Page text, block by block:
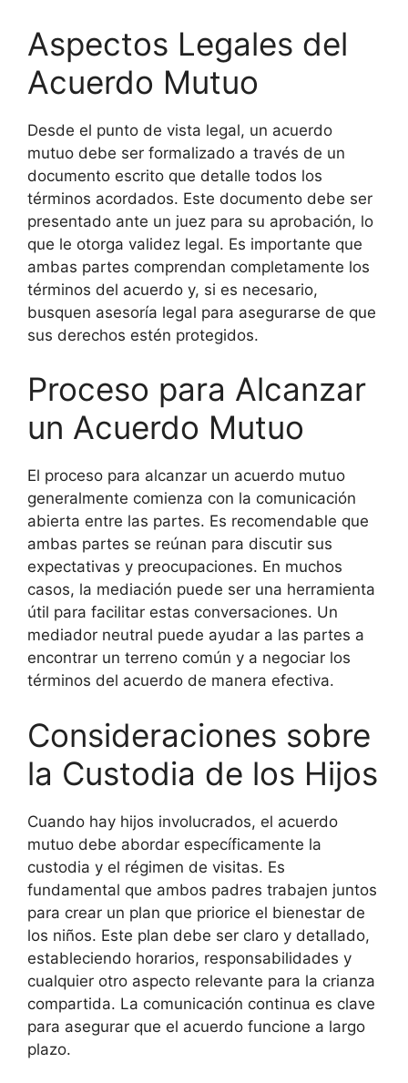
Aspectos Legales del
Acuerdo Mutuo
Desde el punto de vista legal, un acuerdo
mutuo debe ser formalizado a través de un
documento escrito que detalle todos los
términos acordados. Este documento debe ser
presentado ante un juez para su aprobación, lo
que le otorga validez legal. Es importante que
ambas partes comprendan completamente los
términos del acuerdo y, si es necesario,
busquen asesoría legal para asegurarse de que
sus derechos estén protegidos.
Proceso para Alcanzar
un Acuerdo Mutuo
El proceso para alcanzar un acuerdo mutuo
generalmente comienza con la comunicación
abierta entre las partes. Es recomendable que
ambas partes se reúnan para discutir sus
expectativas y preocupaciones. En muchos
casos, la mediación puede ser una herramienta
útil para facilitar estas conversaciones. Un
mediador neutral puede ayudar a las partes a
encontrar un terreno común y a negociar los
términos del acuerdo de manera efectiva.
Consideraciones sobre
la Custodia de los Hijos
Cuando hay hijos involucrados, el acuerdo
mutuo debe abordar específicamente la
custodia y el régimen de visitas. Es
fundamental que ambos padres trabajen juntos
para crear un plan que priorice el bienestar de
los niños. Este plan debe ser claro y detallado,
estableciendo horarios, responsabilidades y
cualquier otro aspecto relevante para la crianza
compartida. La comunicación continua es clave
para asegurar que el acuerdo funcione a largo
plazo.